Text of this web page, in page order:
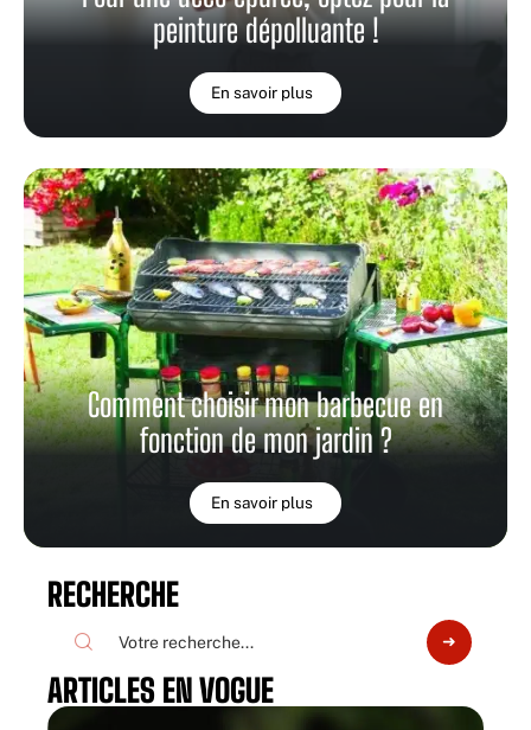
peinture dépolluante !
En savoir plus
Comment choisir mon barbecue en
fonction de mon jardin ?
En savoir plus
RECHERCHE
ARTICLES EN VOGUE